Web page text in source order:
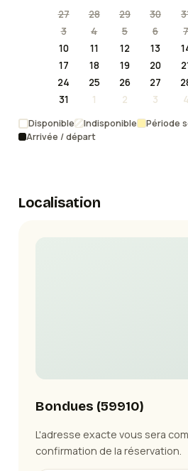
27 28 29 30
3
4 5 6 7
10
11 12 13
17
18 19 20
24
25 26 27
31
1 2 3 4
Disponible Indisponible
Période
Arrivée / départ
Localisation
Bondues (59910)
L'adresse exacte vous sera
confirmation de la réservation.